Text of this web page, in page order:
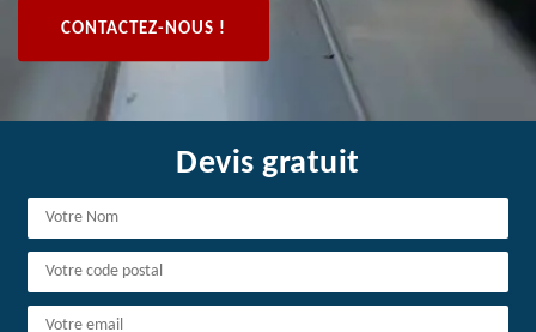
CONTACTEZ-NOUS !
Devis gratuit